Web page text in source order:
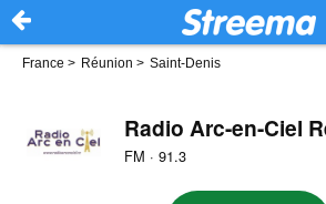
France > Réunion > Saint-Denis
Radio Arc-en-Ciel
FM · 91.3